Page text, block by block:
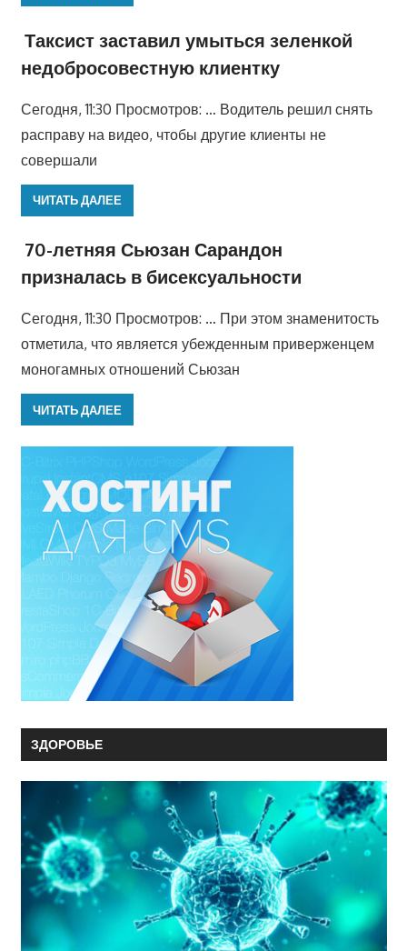
Таксист заставил умыться зеленкой
недобросовестную клиентку
Сегодня, 11:30 Просмотров: … Водитель решил снять
расправу на видео, чтобы другие клиенты не
совершали
ЧИТАТЬ ДАЛЕЕ
70-летняя Сьюзан Сарандон
призналась в бисексуальности
Сегодня, 11:30 Просмотров: … При этом знаменитость
отметила, что является убежденным приверженцем
моногамных отношений Сьюзан
ЧИТАТЬ ДАЛЕЕ
ЗДОРОВЬЕ